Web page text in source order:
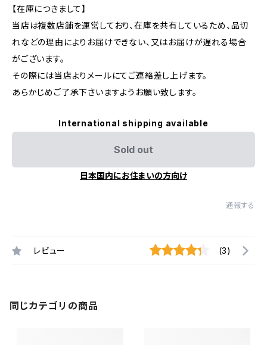
【在庫につきまして】
当店は複数店舗を運営しており、在庫を共有しているため、品切
れなどの理由によりお届けできない、又はお届けが遅れる場合
がございます。
その際には当店よりメールにてご連絡差し上げます。
あらかじめご了承下さいますようお願い致します。
International shipping available
Sold out
日本国内にお住まいの方向け
通報する
レビュー (3)
同じカテゴリの商品